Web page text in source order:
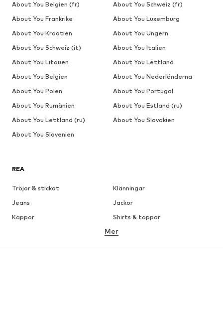
REA
Tröjor & stickat
Klänningar
Jeans
Jackor
Kappor
Shirts & toppar
Underkläder
Kjolar
Blusar & tunikor
Mer
About You Belgien (fr)
About You Schweiz (fr)
About You Frankrike
About You Luxemburg
About You Kroatien
About You Ungern
About You Schweiz (it)
About You Italien
About You Litauen
About You Lettland
About You Belgien
About You Nederländerna
About You Polen
About You Portugal
About You Rumänien
About You Estland (ru)
About You Lettland (ru)
About You Slovakien
About You Slovenien